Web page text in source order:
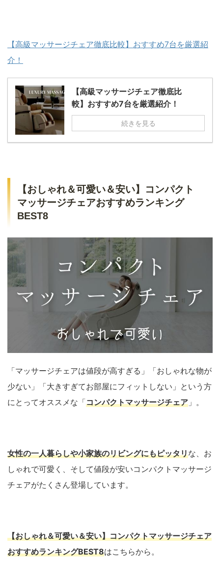
【高級マッサージチェア徹底比較】おすすめ7台を厳選紹
介！
【高級マッサージチェア徹底比
較】おすすめ7台を厳選紹介！
続きを見る
【おしゃれ＆可愛い＆安い】コンパクト
マッサージチェアおすすめランキング
BEST8
「マッサージチェアは値段が高すぎる」「おしゃれな物が
少ない」「大きすぎてお部屋にフィットしない」という方
にとってオススメな「コンパクトマッサージチェア 」。
女性の一人暮らしや小家族のリビングにもピッタリな、お
しゃれで可愛く、そして値段が安いコンパクトマッサージ
チェアがたくさん登場しています。
【おしゃれ＆可愛い＆安い】コンパクトマッサージチェア
おすすめランキングBEST8はこちらから。